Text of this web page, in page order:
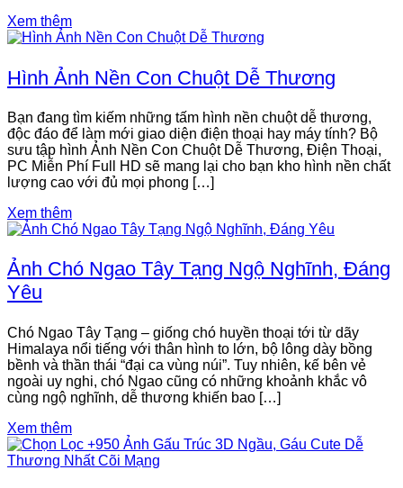
Xem thêm
Hình Ảnh Nền Con Chuột Dễ Thương
Bạn đang tìm kiếm những tấm hình nền chuột dễ thương,
độc đáo để làm mới giao diện điện thoại hay máy tính? Bộ
sưu tập hình Ảnh Nền Con Chuột Dễ Thương, Điện Thoại,
PC Miễn Phí Full HD sẽ mang lại cho bạn kho hình nền chất
lượng cao với đủ mọi phong […]
Xem thêm
Ảnh Chó Ngao Tây Tạng Ngộ Nghĩnh, Đáng
Yêu
Chó Ngao Tây Tạng – giống chó huyền thoại tới từ dãy
Himalaya nổi tiếng với thân hình to lớn, bộ lông dày bồng
bềnh và thần thái “đại ca vùng núi”. Tuy nhiên, kế bên vẻ
ngoài uy nghi, chó Ngao cũng có những khoảnh khắc vô
cùng ngộ nghĩnh, dễ thương khiến bao […]
Xem thêm